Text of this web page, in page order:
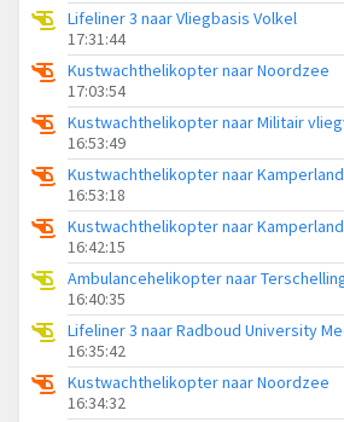
Lifeliner 3 naar Vliegbasis Volkel
17:31:44
Kustwachthelikopter naar Noordzee
17:03:54
16:53:49
16:53:18
Kustwachthelikopter naar Kamperland
16:42:15
16:40:35
16:35:42
Kustwachthelikopter naar Noordzee
16:34:32